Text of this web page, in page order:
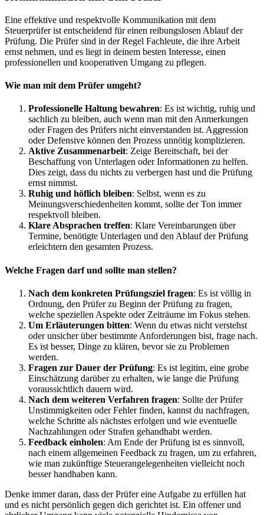
Eine effektive und respektvolle Kommunikation mit dem
Steuerprüfer ist entscheidend für einen reibungslosen Ablauf der
Prüfung. Die Prüfer sind in der Regel Fachleute, die ihre Arbeit
ernst nehmen, und es liegt in deinem besten Interesse, einen
professionellen und kooperativen Umgang zu pflegen.
Wie man mit dem Prüfer umgeht?
Professionelle Haltung bewahren: Es ist wichtig, ruhig und
sachlich zu bleiben, auch wenn man mit den Anmerkungen
oder Fragen des Prüfers nicht einverstanden ist. Aggression
oder Defensive können den Prozess unnötig komplizieren.
Aktive Zusammenarbeit: Zeige Bereitschaft, bei der
Beschaffung von Unterlagen oder Informationen zu helfen.
Dies zeigt, dass du nichts zu verbergen hast und die Prüfung
ernst nimmst.
Ruhig und höflich bleiben: Selbst, wenn es zu
Meinungsverschiedenheiten kommt, sollte der Ton immer
respektvoll bleiben.
Klare Absprachen treffen: Klare Vereinbarungen über
Termine, benötigte Unterlagen und den Ablauf der Prüfung
erleichtern den gesamten Prozess.
Welche Fragen darf und sollte man stellen?
Nach dem konkreten Prüfungsziel fragen: Es ist völlig in
Ordnung, den Prüfer zu Beginn der Prüfung zu fragen,
welche speziellen Aspekte oder Zeiträume im Fokus stehen.
Um Erläuterungen bitten: Wenn du etwas nicht verstehst
oder unsicher über bestimmte Anforderungen bist, frage nach.
Es ist besser, Dinge zu klären, bevor sie zu Problemen
werden.
Fragen zur Dauer der Prüfung: Es ist legitim, eine grobe
Einschätzung darüber zu erhalten, wie lange die Prüfung
voraussichtlich dauern wird.
Nach dem weiteren Verfahren fragen: Sollte der Prüfer
Unstimmigkeiten oder Fehler finden, kannst du nachfragen,
welche Schritte als nächstes erfolgen und wie eventuelle
Nachzahlungen oder Strafen gehandhabt werden.
Feedback einholen: Am Ende der Prüfung ist es sinnvoll,
nach einem allgemeinen Feedback zu fragen, um zu erfahren,
wie man zukünftige Steuerangelegenheiten vielleicht noch
besser handhaben kann.
Denke immer daran, dass der Prüfer eine Aufgabe zu erfüllen hat
und es nicht persönlich gegen dich gerichtet ist. Ein offener und